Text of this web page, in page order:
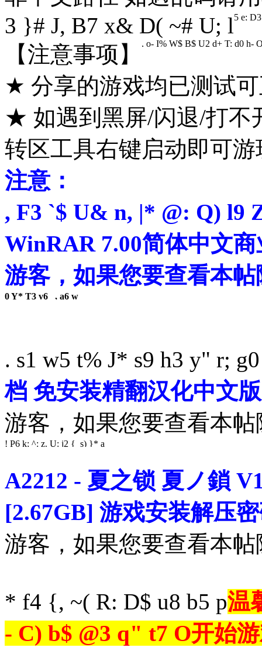
3 }# J, B7 x& D( ~# U; l5 e;
【注意事项】 , o- I% W$ B$ U2 d+ T: d0 h-
★ 分享的游戏均已测试
★ 如遇到黑屏/闪退/打不
转区工具右键启动即可游
注意：
, F3 `$ U& n, |* @: Q) l9
WinRAR 7.00简体中文
游客，如果您要查看本
0 Y* T3 v6 _, a6 w
. s1 w5 t% J* s9 h3 y" r;
档 免安装精翻汉化中文
游客，如果您要查看本
! P6 k; ^: z. U: j2 { s) }* a
A2212 - 夏之锁 夏ノ鎖
[2.67GB] 游戏安装解压
游客，如果您要查看本
* f4 {, ~( R: D$ u8 b5 p温
- C) b$ @3 q" t7 O开始